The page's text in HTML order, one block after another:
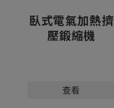
臥式電氣加熱擠
壓鍛縮機
查看